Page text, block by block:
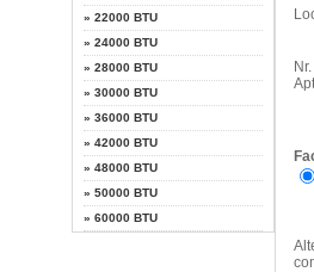
» 22000 BTU
» 24000 BTU
» 28000 BTU
» 30000 BTU
» 36000 BTU
» 42000 BTU
» 48000 BTU
» 50000 BTU
» 60000 BTU
Apt.